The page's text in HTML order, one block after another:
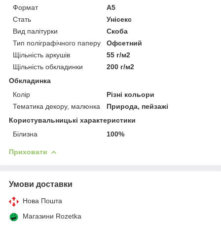
Формат
A5
Стать
Унісекс
Вид палітурки
Скоба
Тип поліграфічного паперу
Офсетний
Щільність аркушів
55 г/м2
Щільність обкладинки
200 г/м2
Обкладинка
Колір
Різні кольори
Тематика декору, малюнка
Природа, пейзажі
Користувальницькі характеристики
Білизна
100%
Приховати
Умови доставки
Нова Пошта
Магазини Rozetka